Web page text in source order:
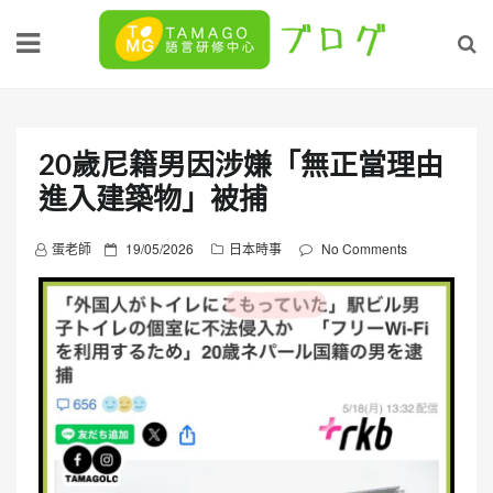
20歲尼籍男因涉嫌「無正當理由
進入建築物」被捕
蛋老師
P
o
s
t
e
o
n
19/05/2026 日本時事 No Comments